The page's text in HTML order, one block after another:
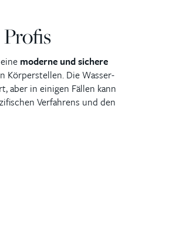
moderne und sichere
Körperstellen. Die Wasser-
aber in einigen Fällen kann
Verfahrens und den